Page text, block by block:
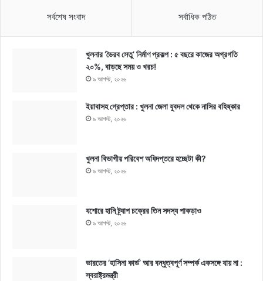
সর্বশেষ সংবাদ সর্বাধিক পঠিত
খুলনার ‘ভৈরব সেতু’ নির্মাণ প্রকল্প : ৫ বছরে কাজের অগ্রগতি
২০%, বাড়ছে সময় ও খরচ!
৯ আগস্ট, ২০২৬
ইয়াবাসহ গ্রেপ্তার : খুলনা জেলা যুবদল থেকে নাসির বহিষ্কার
৯ আগস্ট, ২০২৬
খুলনা বিভাগীয় পরিবেশ অধিদপ্তরে হচ্ছেটা কী?
৯ আগস্ট, ২০২৬
যশোরে হানি ট্র্যাপ চক্রের তিন সদস্য পাকড়াও
৯ আগস্ট, ২০২৬
ভারতের ‘হাসিনা কার্ড’ আর বন্ধুত্বপূর্ণ সম্পর্ক একসঙ্গে যায় না :
স্বরাষ্ট্রমন্ত্রী